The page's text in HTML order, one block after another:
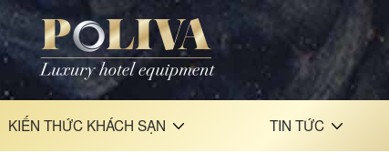
KIẾN THỨC KHÁCH SẠN TIN TỨC